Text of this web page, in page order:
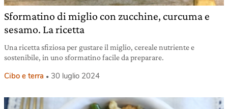
Sformatino di miglio con zucchine, curcuma e
sesamo. La ricetta
Una ricetta sfiziosa per gustare il miglio, cereale nutriente e
sostenibile, in uno sformatino facile da preparare.
Cibo e terra 30 luglio 2024